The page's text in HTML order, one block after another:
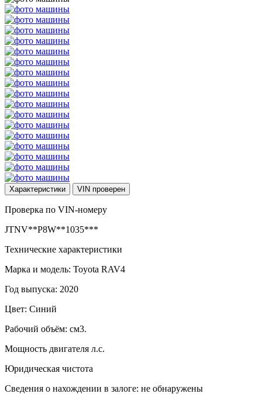
Характеристики VIN проверен
Проверка по VIN-номеру
JTNV**P8W**1035***
Технические характеристики
Марка и модель: Toyota RAV4
Год выпуска: 2020
Цвет: Синий
Рабочий объём: см3.
Мощность двигателя л.с.
Юридическая чистота
Сведения о нахождении в залоге: не обнаружены